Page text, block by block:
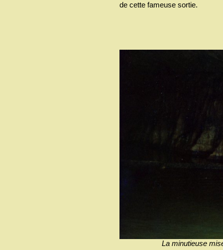
de cette fameuse sortie.
La minutieuse